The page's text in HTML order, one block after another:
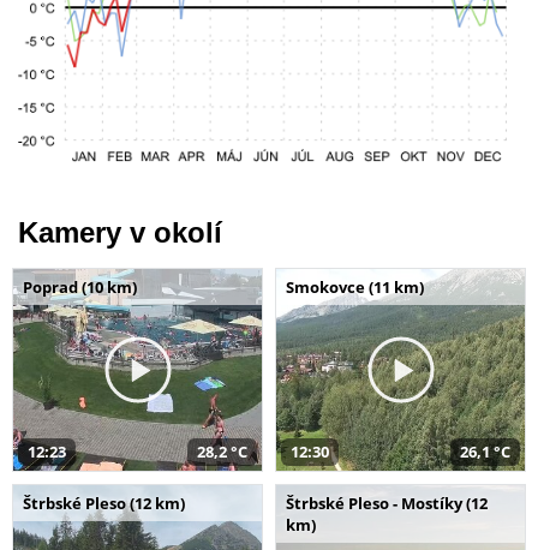
Kamery v okolí
Poprad (10 km)
12:23 28,2 °C
Smokovce (11 km)
12:30 26,1 °C
Štrbské Pleso (12 km)
Štrbské Pleso - Mostíky (12
km)